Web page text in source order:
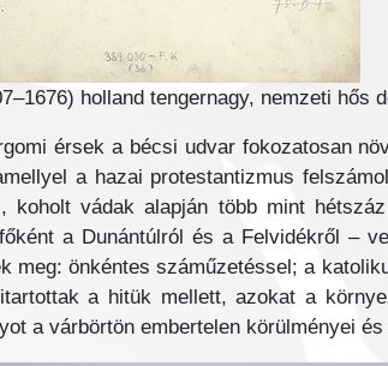
holland tengernagy, nemzeti hős
érsek a bécsi udvar fokozatosan
a hazai protestantizmus
vádak alapján több mint
a Dunántúlról és a Felvidékről –
meg: önkéntes száműzetéssel; a
a hitük mellett, azokat a
a várbörtön embertelen körülményei